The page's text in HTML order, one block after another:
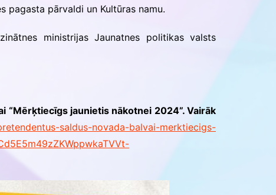
pagasta pārvaldi un Kultūras namu.
ministrijas Jaunatnes politikas valsts
jaunietis nākotnei 2024”. Vairāk
saldus-novada-balvai-merktiecigs-